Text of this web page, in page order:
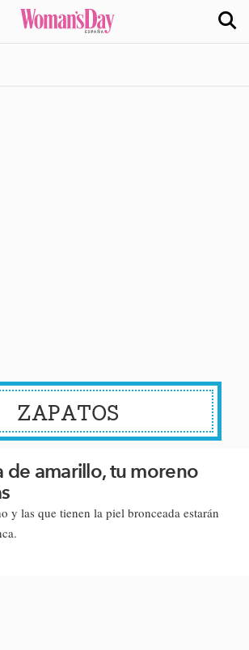
ZAPATOS
de amarillo, tu moreno
y las que tienen la piel bronceada estarán